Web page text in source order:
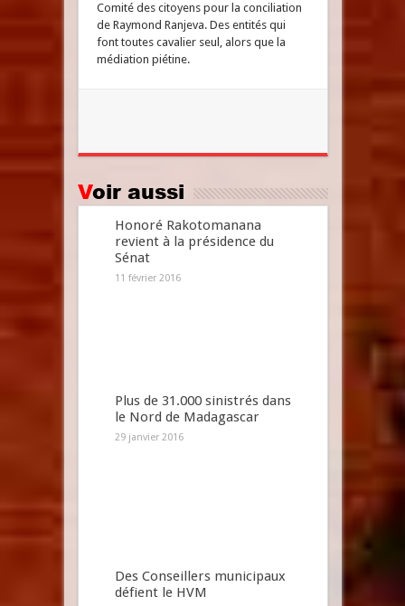
Comité des citoyens pour la conciliation
de Raymond Ranjeva. Des entités qui
font toutes cavalier seul, alors que la
médiation piétine.
Voir aussi
Honoré Rakotomanana
revient à la présidence du
Sénat
11 février 2016
Plus de 31.000 sinistrés dans
le Nord de Madagascar
29 janvier 2016
Des Conseillers municipaux
défient le HVM